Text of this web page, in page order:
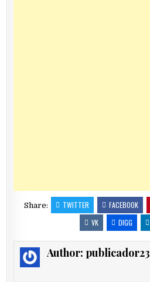
Share: TWITTER FACEBOOK
VK
DIGG
Author: publicador23